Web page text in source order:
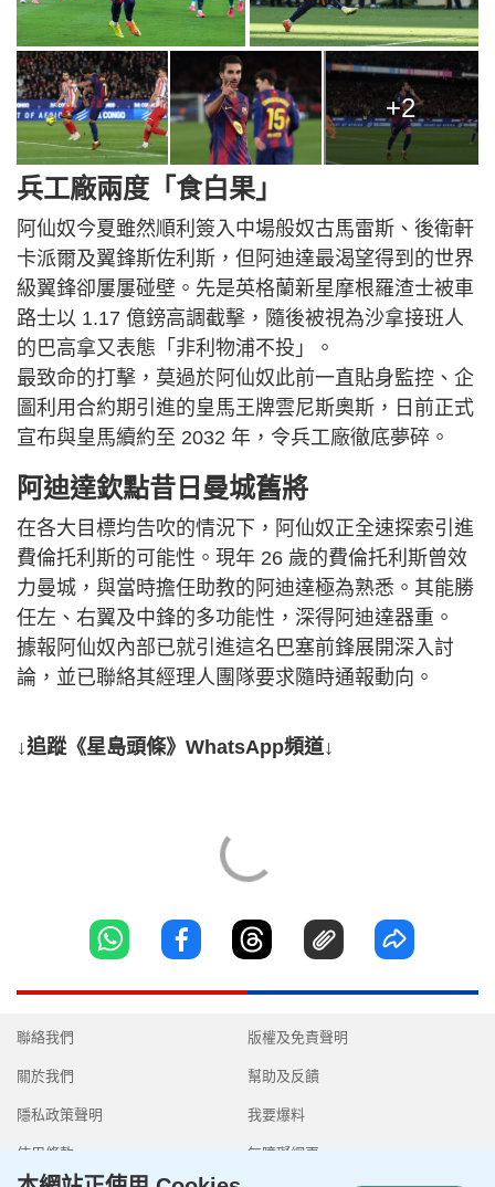
+2
兵工廠兩度「食白果」
阿仙奴今夏雖然順利簽入中場般奴古馬雷斯、後衛軒
卡派爾及翼鋒斯佐利斯，但阿迪達最渴望得到的世界
級翼鋒卻屢屢碰壁。先是英格蘭新星摩根羅渣士被車
路士以 1.17 億鎊高調截擊，隨後被視為沙拿接班人
的巴高拿又表態「非利物浦不投」。
最致命的打擊，莫過於阿仙奴此前一直貼身監控、企
圖利用合約期引進的皇馬王牌雲尼斯奧斯，日前正式
宣布與皇馬續約至 2032 年，令兵工廠徹底夢碎。
阿迪達欽點昔日曼城舊將
在各大目標均告吹的情況下，阿仙奴正全速探索引進
費倫托利斯的可能性。現年 26 歲的費倫托利斯曾效
力曼城，與當時擔任助教的阿迪達極為熟悉。其能勝
任左、右翼及中鋒的多功能性，深得阿迪達器重。
據報阿仙奴內部已就引進這名巴塞前鋒展開深入討
論，並已聯絡其經理人團隊要求隨時通報動向。
↓追蹤《星島頭條》WhatsApp頻道↓
聯絡我們
關於我們
隱私政策聲明
使用條款
版權及免責聲明
幫助及反饋
我要爆料
無障礙網頁